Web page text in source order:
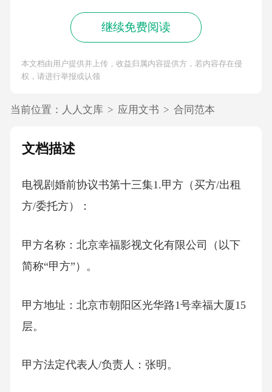
继续免费阅读
本文档由用户提供并上传，收益归属内容提供方，若内容存在侵
权，请进行举报或认领
当前位置： 人人文库 > 应用文书 > 合同范本
文档描述
电视剧婚前协议书第十三集1.甲方（买方/出租
方/委托方）：
甲方名称：北京幸福影视文化有限公司（以下
简称“甲方”）。
甲方地址：北京市朝阳区光华路1号幸福大厦15
层。
甲方法定代表人/负责人：张明。